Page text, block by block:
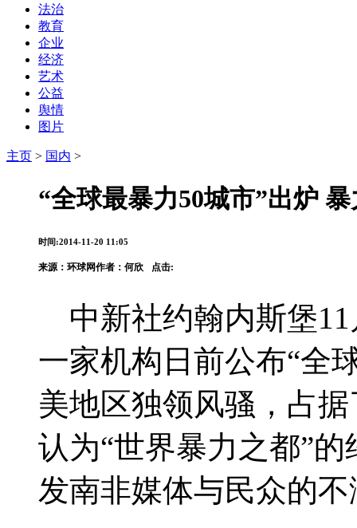
法治
教育
企业
经济
艺术
公益
舆情
图片
主页 > 国内 >
“全球最暴力50城市”出炉
时间:2014-11-20 11:05
来源： 环球网作者：何欣 点击:
中新社约翰内斯堡11
一家机构日前公布“全
美地区独领风骚，占
认为“世界暴力之都”
发南非媒体与民众的不